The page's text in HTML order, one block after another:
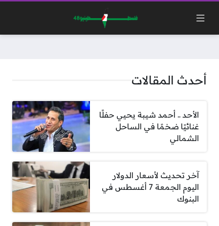
أحدث المقالات
الأحد .. أحمد شيبة يحيي حفلًا
غنائيًا ضخمًا في الساحل
الشمالي
آخر تحديث لأسعار الدولار
اليوم الجمعة 7 أغسطس في
البنوك